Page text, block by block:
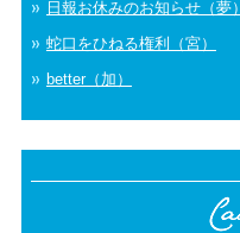
日報お休みのお知らせ（夢）
蛇口をひねる権利（宮）
better（加）